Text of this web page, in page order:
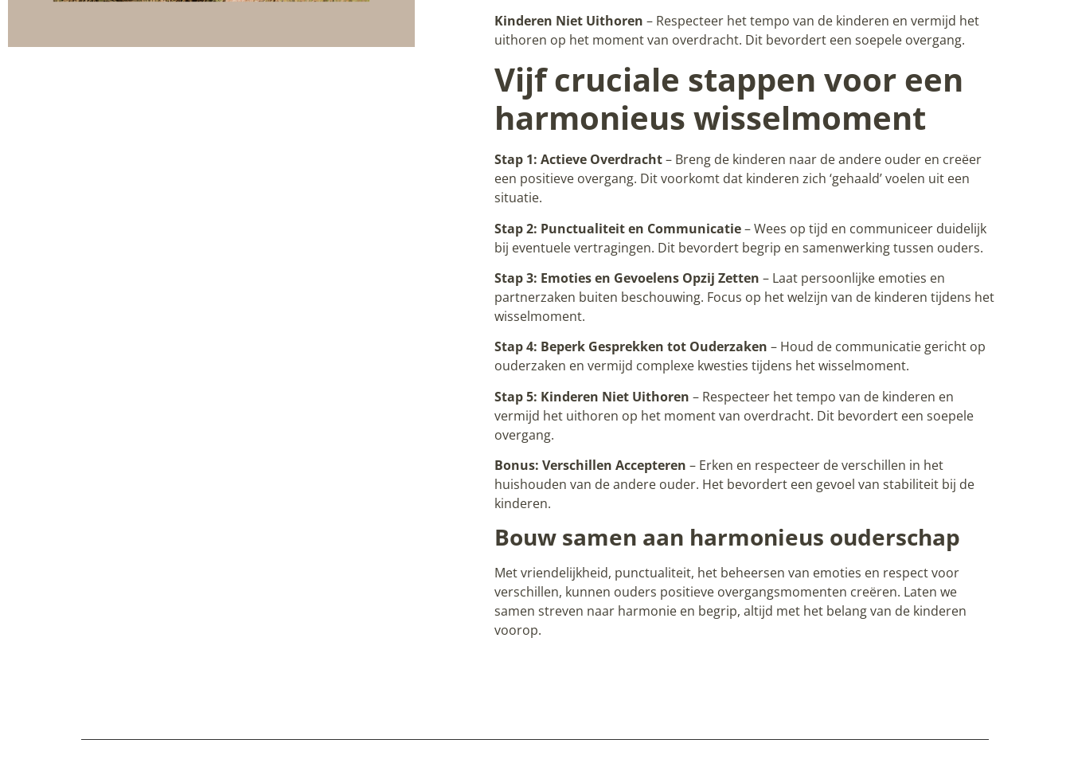
Kinderen Niet Uithoren – Respecteer het tempo van de kinderen en vermijd het
uithoren op het moment van overdracht. Dit bevordert een soepele overgang.
Vijf cruciale stappen voor een
harmonieus wisselmoment
Stap 1: Actieve Overdracht– Breng de kinderen naar de andere ouder en creëer
een positieve overgang. Dit voorkomt dat kinderen zich ‘gehaald’ voelen uit een
situatie.
Stap 2: Punctualiteit en Communicatie– Wees op tijd en communiceer duidelijk
bij eventuele vertragingen. Dit bevordert begrip en samenwerking tussen ouders.
Stap 3: Emoties en Gevoelens Opzij Zetten – Laat persoonlijke emoties en
partnerzaken buiten beschouwing. Focus op het welzijn van de kinderen tijdens het
wisselmoment.
Stap 4: Beperk Gesprekken tot Ouderzaken – Houd de communicatie gericht op
ouderzaken en vermijd complexe kwesties tijdens het wisselmoment.
Stap 5: Kinderen Niet Uithoren – Respecteer het tempo van de kinderen en
vermijd het uithoren op het moment van overdracht. Dit bevordert een soepele
overgang.
Bonus: Verschillen Accepteren – Erken en respecteer de verschillen in het
huishouden van de andere ouder. Het bevordert een gevoel van stabiliteit bij de
kinderen.
Bouw samen aan harmonieus ouderschap
Met vriendelijkheid, punctualiteit, het beheersen van emoties en respect voor
verschillen, kunnen ouders positieve overgangsmomenten creëren. Laten we
samen streven naar harmonie en begrip, altijd met het belang van de kinderen
voorop.